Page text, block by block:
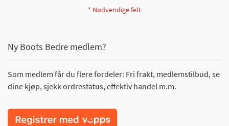
Ny Boots Bedre medlem?
Som medlem får du flere fordeler: Fri frakt, medlemstilbud, se
dine kjøp, sjekk ordrestatus, effektiv handel m.m.